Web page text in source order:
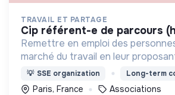
TRAVAIL ET PARTAGE
cip référent-e de parcours
Remettre en emploi des
marché du travail en leur
chez nos clients tout en assurant
accompagnement socio-
💡 SSE organization Long-term
Paris, France Associations